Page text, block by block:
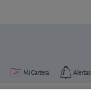
Alertas
Mi Cartera